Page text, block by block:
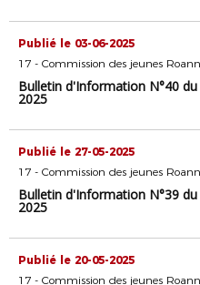
Publié le 03-06-2025
17 - Commission des jeunes
Bulletin d'Information N°40 du
2025
Publié le 27-05-2025
17 - Commission des jeunes
Bulletin d'Information N°39
2025
Publié le 20-05-2025
17 - Commission des jeunes